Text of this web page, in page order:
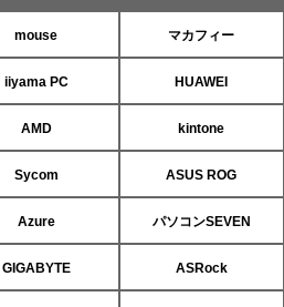
mouse マカフィー
iiyama PC HUAWEI
AMD kintone
Sycom ASUS ROG
Azure パソコンSEVEN
GIGABYTE ASRock